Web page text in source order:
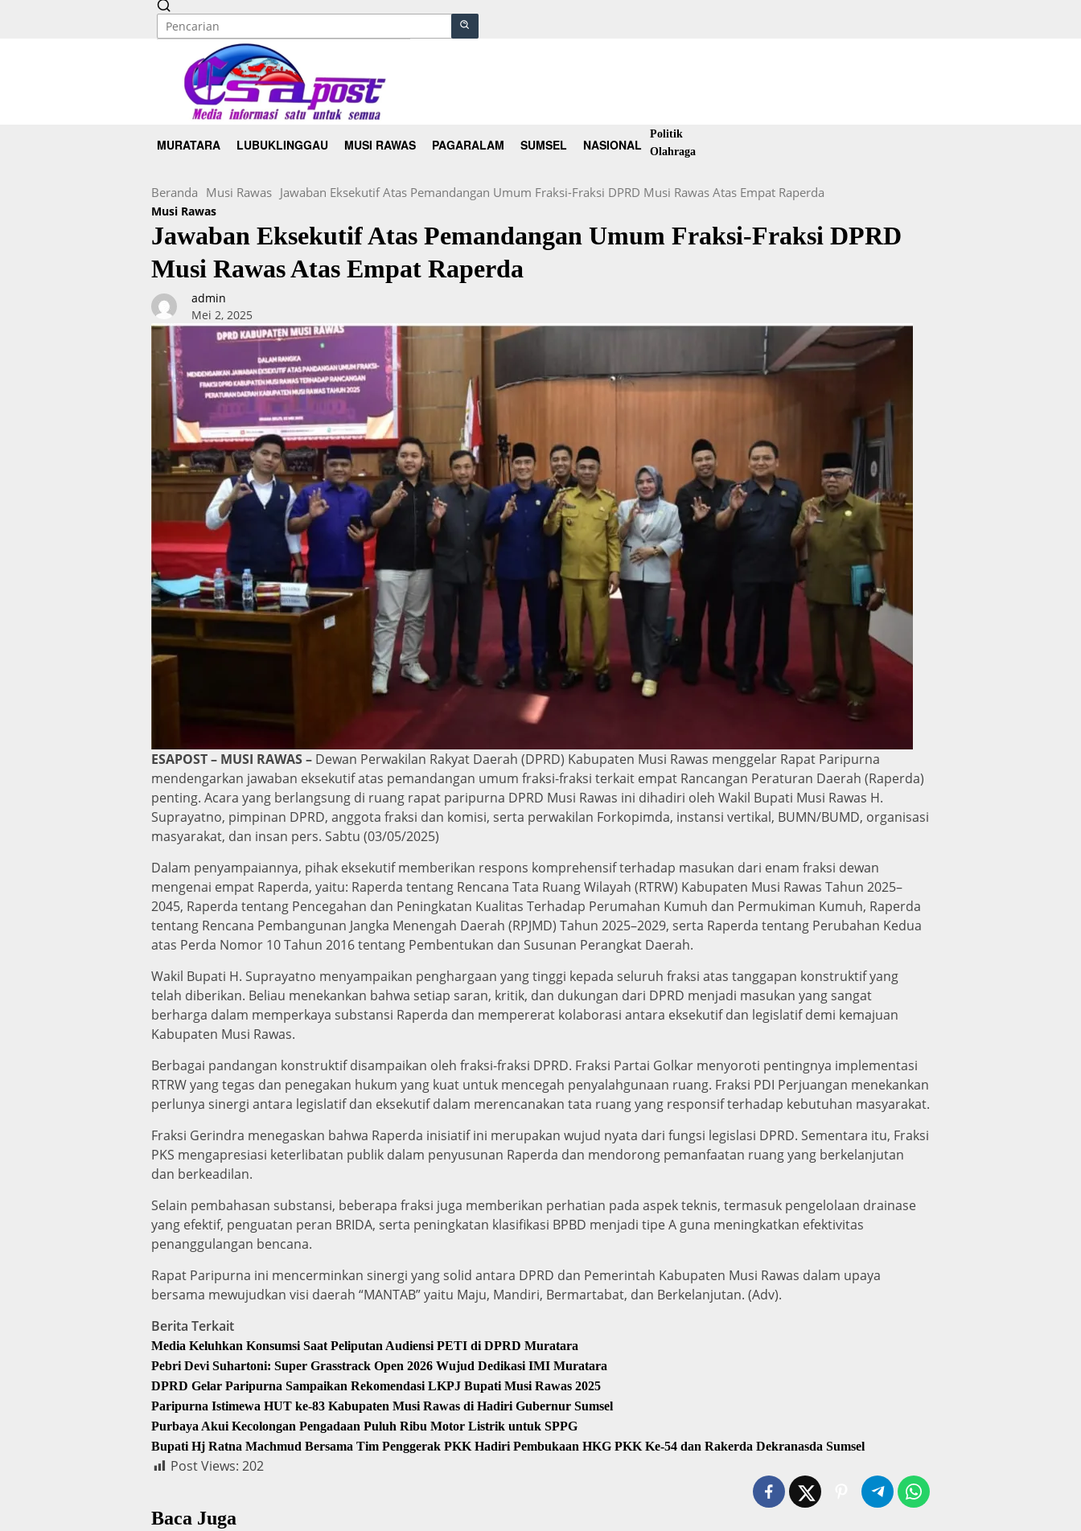
MURATARA LUBUKLINGGAU MUSI RAWAS PAGARALAM SUMSEL NASIONAL
Politik
Olahraga
Beranda Musi Rawas Jawaban Eksekutif Atas Pemandangan Umum Fraksi-Fraksi DPRD Musi Rawas Atas Empat Raperda
Musi Rawas
Jawaban Eksekutif Atas Pemandangan Umum Fraksi-Fraksi DPRD
Musi Rawas Atas Empat Raperda
admin
Mei 2, 2025
ESAPOST – MUSI RAWAS – Dewan Perwakilan Rakyat Daerah (DPRD) Kabupaten Musi Rawas menggelar Rapat Paripurna
mendengarkan jawaban eksekutif atas pemandangan umum fraksi-fraksi terkait empat Rancangan Peraturan Daerah (Raperda)
penting. Acara yang berlangsung di ruang rapat paripurna DPRD Musi Rawas ini dihadiri oleh Wakil Bupati Musi Rawas H.
Suprayatno, pimpinan DPRD, anggota fraksi dan komisi, serta perwakilan Forkopimda, instansi vertikal, BUMN/BUMD, organisasi
masyarakat, dan insan pers. Sabtu (03/05/2025)
Dalam penyampaiannya, pihak eksekutif memberikan respons komprehensif terhadap masukan dari enam fraksi dewan
mengenai empat Raperda, yaitu: Raperda tentang Rencana Tata Ruang Wilayah (RTRW) Kabupaten Musi Rawas Tahun 2025–
2045, Raperda tentang Pencegahan dan Peningkatan Kualitas Terhadap Perumahan Kumuh dan Permukiman Kumuh, Raperda
tentang Rencana Pembangunan Jangka Menengah Daerah (RPJMD) Tahun 2025–2029, serta Raperda tentang Perubahan Kedua
atas Perda Nomor 10 Tahun 2016 tentang Pembentukan dan Susunan Perangkat Daerah.
Wakil Bupati H. Suprayatno menyampaikan penghargaan yang tinggi kepada seluruh fraksi atas tanggapan konstruktif yang
telah diberikan. Beliau menekankan bahwa setiap saran, kritik, dan dukungan dari DPRD menjadi masukan yang sangat
berharga dalam memperkaya substansi Raperda dan mempererat kolaborasi antara eksekutif dan legislatif demi kemajuan
Kabupaten Musi Rawas.
Berbagai pandangan konstruktif disampaikan oleh fraksi-fraksi DPRD. Fraksi Partai Golkar menyoroti pentingnya implementasi
RTRW yang tegas dan penegakan hukum yang kuat untuk mencegah penyalahgunaan ruang. Fraksi PDI Perjuangan menekankan
perlunya sinergi antara legislatif dan eksekutif dalam merencanakan tata ruang yang responsif terhadap kebutuhan masyarakat.
Fraksi Gerindra menegaskan bahwa Raperda inisiatif ini merupakan wujud nyata dari fungsi legislasi DPRD. Sementara itu, Fraksi
PKS mengapresiasi keterlibatan publik dalam penyusunan Raperda dan mendorong pemanfaatan ruang yang berkelanjutan
dan berkeadilan.
Selain pembahasan substansi, beberapa fraksi juga memberikan perhatian pada aspek teknis, termasuk pengelolaan drainase
yang efektif, penguatan peran BRIDA, serta peningkatan klasifikasi BPBD menjadi tipe A guna meningkatkan efektivitas
penanggulangan bencana.
Rapat Paripurna ini mencerminkan sinergi yang solid antara DPRD dan Pemerintah Kabupaten Musi Rawas dalam upaya
bersama mewujudkan visi daerah “MANTAB” yaitu Maju, Mandiri, Bermartabat, dan Berkelanjutan. (Adv).
Berita Terkait
Media Keluhkan Konsumsi Saat Peliputan Audiensi PETI di DPRD Muratara
Pebri Devi Suhartoni: Super Grasstrack Open 2026 Wujud Dedikasi IMI Muratara
DPRD Gelar Paripurna Sampaikan Rekomendasi LKPJ Bupati Musi Rawas 2025
Paripurna Istimewa HUT ke-83 Kabupaten Musi Rawas di Hadiri Gubernur Sumsel
Purbaya Akui Kecolongan Pengadaan Puluh Ribu Motor Listrik untuk SPPG
Bupati Hj Ratna Machmud Bersama Tim Penggerak PKK Hadiri Pembukaan HKG PKK Ke-54 dan Rakerda Dekranasda Sumsel
Post Views: 202
Baca Juga